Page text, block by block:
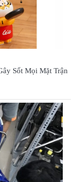
Sốt Mọi Mặt Trận